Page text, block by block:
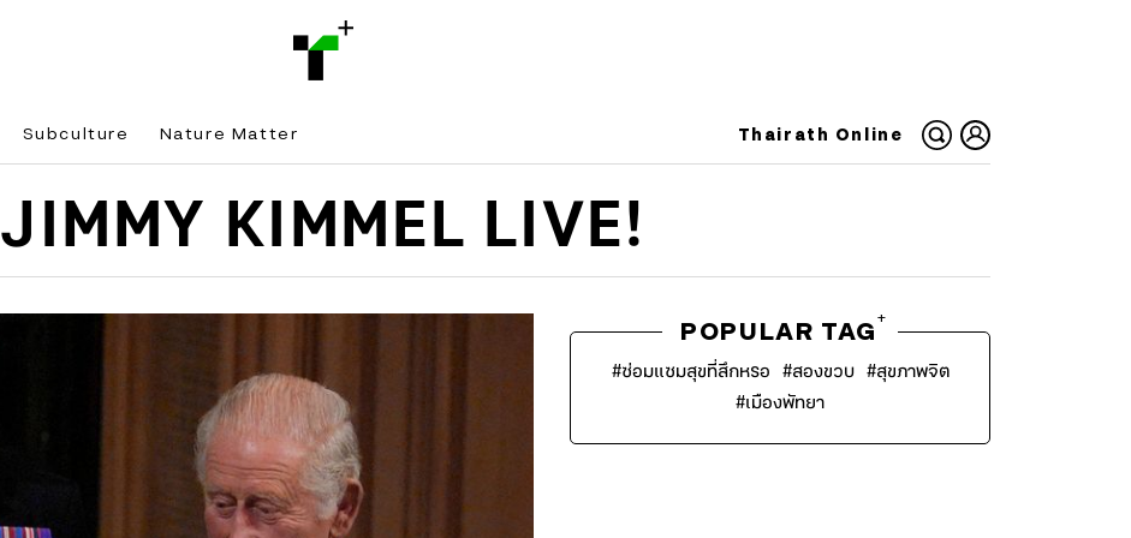
Subculture Nature Matter Thairath Online
JIMMY KIMMEL LIVE!
POPULAR TAG
+
#ซ่อมแซมสุขที่สึกหรอ #สองขวบ #สุขภาพจิต
#เมืองพัทยา